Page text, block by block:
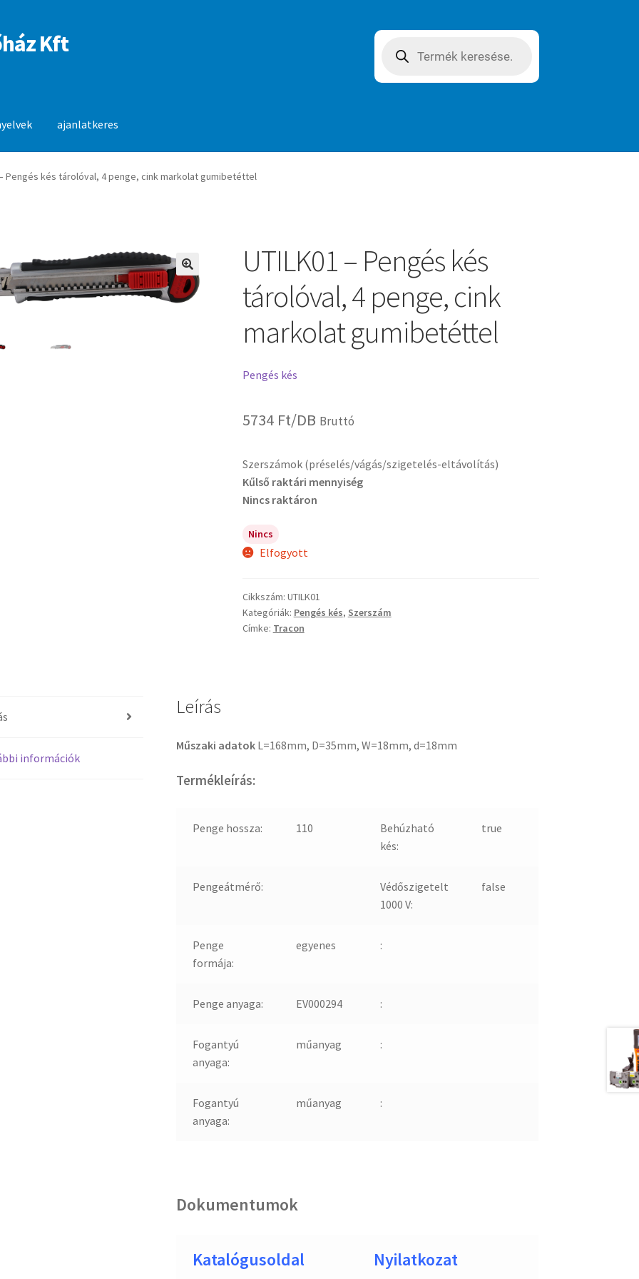
Kft search
ajanlatkeres
– Pengés kés tárolóval, 4 penge, cink markolat gumibetéttel
🔍
UTILK01 – Pengés kés
tárolóval, 4 penge, cink
markolat gumibetéttel
Pengés kés
5734 Ft/DB Bruttó
Szerszámok (préselés/vágás/szigetelés-eltávolítás)
Kűlső raktári mennyiség
Nincs raktáron
Nincs
Elfogyott
Cikkszám: UTILK01
Kategóriák: Pengés kés, Szerszám
Címke: Tracon
információk
Leírás
Műszaki adatok L=168mm, D=35mm, W=18mm, d=18mm
Termékleírás:
Penge hossza: 110
Behúzható
kés:
true
Pengeátmérő:
Védőszigetelt
1000 V:
false
Penge
formája:
egyenes :
Penge anyaga: EV000294 :
Fogantyú
anyaga:
műanyag :
Fogantyú
anyaga:
műanyag :
Dokumentumok
Katalógusoldal Nyilatkozat